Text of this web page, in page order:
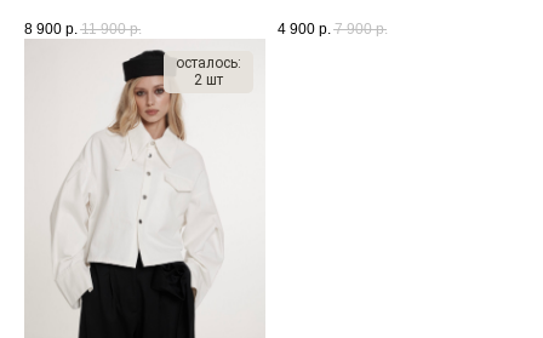
8 900 р. 11 900 р. 4 900 р. 7 900 р.
осталось:
2 шт